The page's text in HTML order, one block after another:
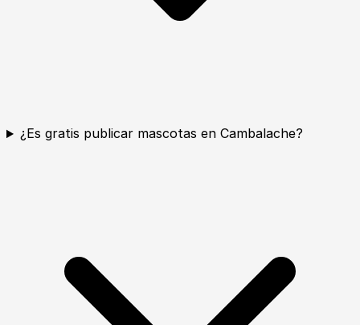
¿Es gratis publicar mascotas en Cambalache?